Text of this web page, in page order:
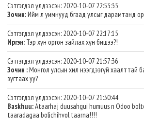
Сэтгэгдэл үлдээсэн: 2020-10-07 22:53:35
Зочин:Ийм л уимнууд бгаад улсыг дарамтанд
Сэтгэгдэл үлдээсэн: 2020-10-07 22:17:15
Иргэн: Тэр хүн оргон зайлах хүн бишээ?!
Сэтгэгдэл үлдээсэн: 2020-10-07 21:57:36
Зочин :Монгол улсын хил нээгдээгүй хаалттай
зугтаах уу?
Сэтгэгдэл үлдээсэн: 2020-10-07 21:30:44
Baskhuu:Ataarhaj duusahgui humuus n Odoo
taaradagaa bolichihvol taarna!!!!